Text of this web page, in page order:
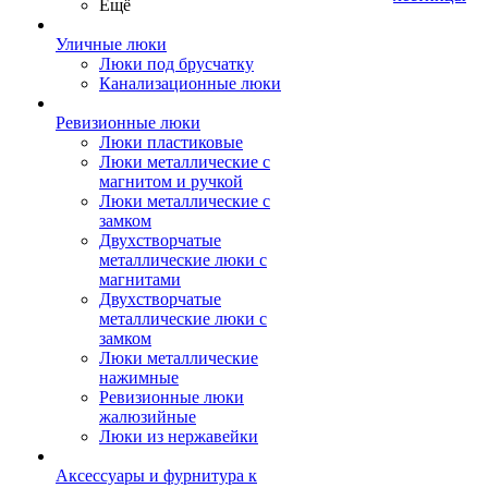
Ещё
Уличные люки
Люки под брусчатку
Канализационные люки
Ревизионные люки
Люки пластиковые
Люки металлические с
магнитом и ручкой
Люки металлические с
замком
Двухстворчатые
металлические люки с
магнитами
Двухстворчатые
металлические люки с
замком
Люки металлические
нажимные
Ревизионные люки
жалюзийные
Люки из нержавейки
Аксессуары и фурнитура к